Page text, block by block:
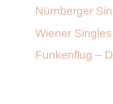
Nürnberger
Wiener Singles
Funkenflug –